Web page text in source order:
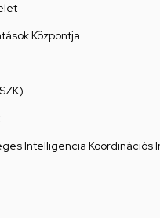
Központja
Intelligencia Koordinációs